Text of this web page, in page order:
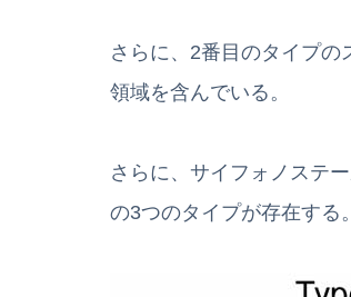
さらに、2番目のタイプ
領域を含んでいる。
さらに、サイフォノステ
の3つのタイプが存在する。